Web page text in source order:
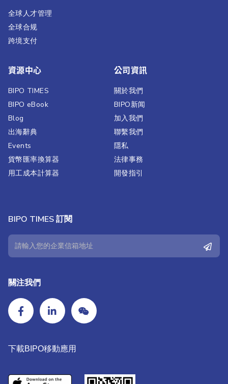
全球人才管理
全球合规
跨境支付
資源中心
BIPO TIMES
BIPO eBook
Blog
出海辭典
Events
貨幣匯率換算器
用工成本計算器
公司資訊
關於我們
BIPO新闻​
加入我們
聯繫我們​
隱私
法律事務
開發指引
BIPO TIMES 訂閱
關注我們
下載BIPO移動應用